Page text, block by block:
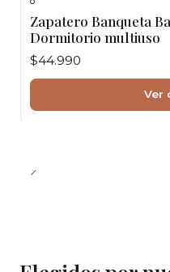
Zapatero Banqueta
Dormitorio multiuso
$44.990
Ver